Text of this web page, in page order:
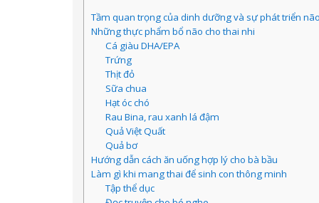
Tầm quan trọng của dinh dưỡng và sự phát triển
Những thực phẩm bổ não cho thai nhi
Cá giàu DHA/EPA
Trứng
Thịt đỏ
Sữa chua
Hạt óc chó
Rau Bina, rau xanh lá đậm
Quả Việt Quất
Quả bơ
Hướng dẫn cách ăn uống hợp lý cho bà bầu
Làm gì khi mang thai để sinh con thông minh
Tập thể dục